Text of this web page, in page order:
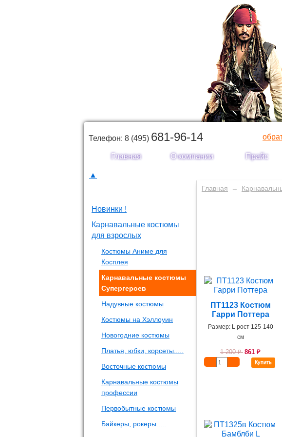
Телефон: 8 (495) 681-96-14
Главная О компании Прайс
▲
Новинки !
Карнавальные костюмы
для взрослых
Костюмы Аниме для
Косплея
Карнавальные костюмы
Супергероев
Надувные костюмы
Костюмы на Хэллоуин
Новогодние костюмы
Платья, юбки, корсеты.....
Восточные костюмы
Карнавальные костюмы
профессии
Первобытные костюмы
Байкеры, рокеры.....
Главная →
ПТ1123 Костюм
Гарри Поттера
Размер: L рост 125-140
см
1 200₽ 861 ₽